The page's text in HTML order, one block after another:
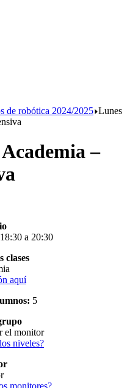
de robótica 2024/2025 Lunes
–
a 20:30
clases
aquí
5
el monitor
niveles?
monitores?